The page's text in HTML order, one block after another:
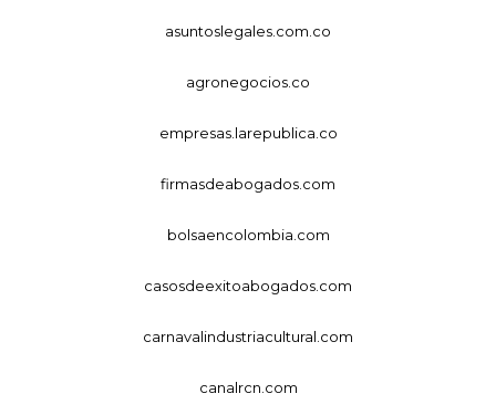
asuntoslegales.com.co
agronegocios.co
empresas.larepublica.co
firmasdeabogados.com
bolsaencolombia.com
casosdeexitoabogados.com
carnavalindustriacultural.com
canalrcn.com